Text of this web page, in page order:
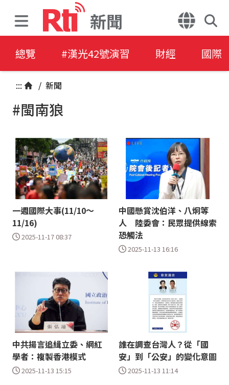
新聞
總覽 #漢光42號演習 財經 國際
::: / 新聞
#閩南狼
一週國際大事(11/10～
11/16)
2025-11-17 08:37
中國懸賞沈伯洋、八炯等
人 陸委會：民眾提供線索
恐觸法
2025-11-13 16:16
中共揚言追緝立委、網紅
學者：複製香港模式
2025-11-13 15:15
誰在調查台灣人？從「國
安」到「公安」的變化意圖
2025-11-13 11:14